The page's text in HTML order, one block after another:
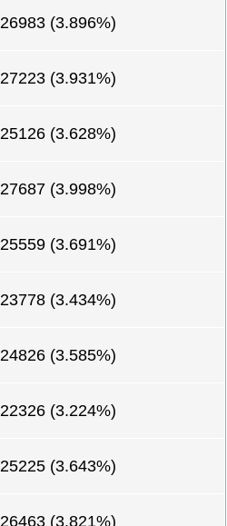
26983 (3.896%)
27223 (3.931%)
25126 (3.628%)
27687 (3.998%)
25559 (3.691%)
23778 (3.434%)
24826 (3.585%)
22326 (3.224%)
25225 (3.643%)
26463 (3.821%)